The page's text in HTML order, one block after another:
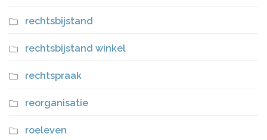
rechtsbijstand
rechtsbijstand winkel
rechtspraak
reorganisatie
roeleven